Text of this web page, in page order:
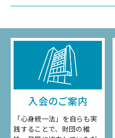
入会のご案内
「心身統一法」を自らも実
践することで、財団の維